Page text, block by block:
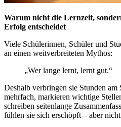
Warum nicht die Lernzeit,
Erfolg entscheidet
Viele Schülerinnen, Schüler und
an einen weitverbreiteten Mythos:
„Wer lange lernt, lernt gut.“
Deshalb verbringen sie Stunden
mehrfach, markieren wichtige
schreiben seitenlange
fühlen sie sich erschöpft – aber